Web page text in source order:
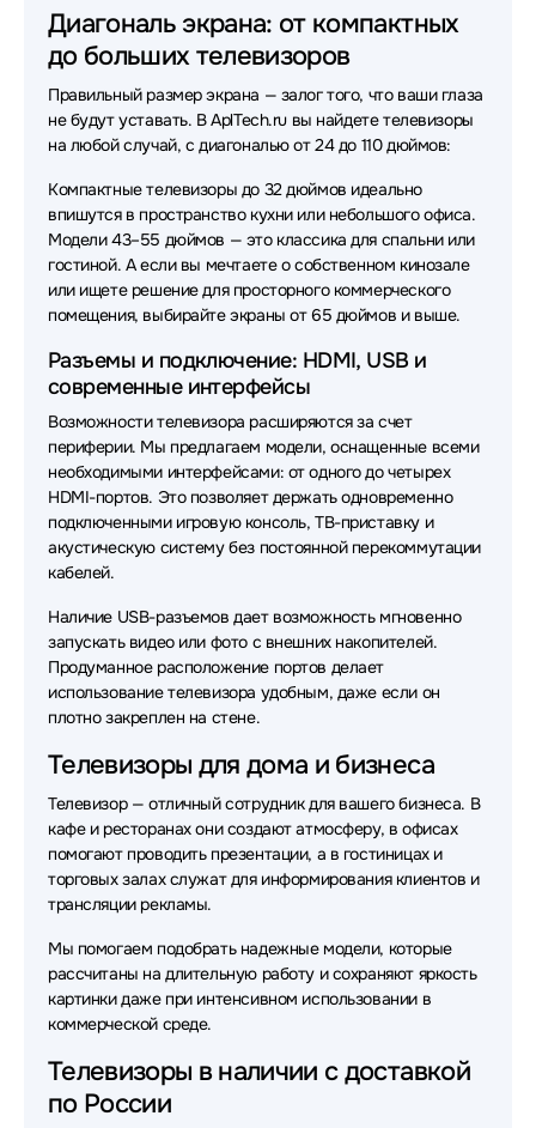
Диагональ экрана: от компактных
до больших телевизоров
Правильный размер экрана — залог того, что ваши глаза
не будут уставать. В AplTech.ru вы найдете телевизоры
на любой случай, с диагональю от 24 до 110 дюймов:
Компактные телевизоры до 32 дюймов идеально
впишутся в пространство кухни или небольшого офиса.
Модели 43–55 дюймов — это классика для спальни или
гостиной. А если вы мечтаете о собственном кинозале
или ищете решение для просторного коммерческого
помещения, выбирайте экраны от 65 дюймов и выше.
Разъемы и подключение: HDMI, USB и
современные интерфейсы
Возможности телевизора расширяются за счет
периферии. Мы предлагаем модели, оснащенные всеми
необходимыми интерфейсами: от одного до четырех
HDMI-портов. Это позволяет держать одновременно
подключенными игровую консоль, ТВ-приставку и
акустическую систему без постоянной перекоммутации
кабелей.
Наличие USB-разъемов дает возможность мгновенно
запускать видео или фото с внешних накопителей.
Продуманное расположение портов делает
использование телевизора удобным, даже если он
плотно закреплен на стене.
Телевизоры для дома и бизнеса
Телевизор — отличный сотрудник для вашего бизнеса. В
кафе и ресторанах они создают атмосферу, в офисах
помогают проводить презентации, а в гостиницах и
торговых залах служат для информирования клиентов и
трансляции рекламы.
Мы помогаем подобрать надежные модели, которые
рассчитаны на длительную работу и сохраняют яркость
картинки даже при интенсивном использовании в
коммерческой среде.
Телевизоры в наличии с доставкой
по России